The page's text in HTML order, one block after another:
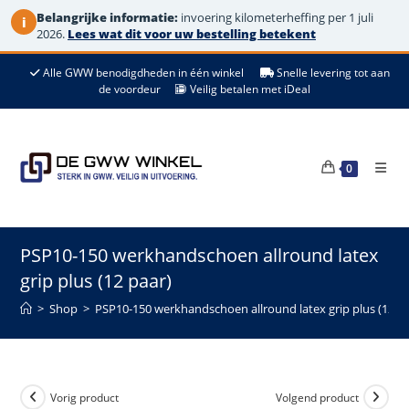
i Belangrijke informatie: invoering kilometerheffing per 1 juli
2026. Lees wat dit voor uw bestelling betekent
de
Alle GWW benodigdheden in één winkel
Snelle levering tot aan
de voordeur
Veilig betalen met iDeal
0
PSP10-150 werkhandschoen allround latex
grip plus (12 paar)
> Shop > PSP10-150 werkhandschoen allround latex grip plus (12
Vorig product Volgend product